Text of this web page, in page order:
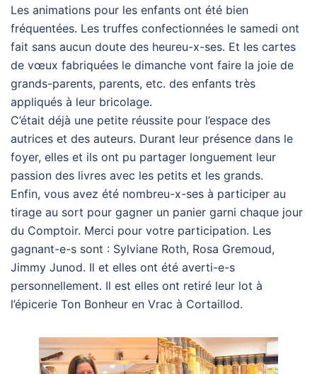
Les animations pour les enfants ont été bien
fréquentées. Les truffes confectionnées le samedi ont
fait sans aucun doute des heureu-x-ses. Et les cartes
de vœux fabriquées le dimanche vont faire la joie de
grands-parents, parents, etc. des enfants très
appliqués à leur bricolage.
C’était déjà une petite réussite pour l’espace des
autrices et des auteurs. Durant leur présence dans le
foyer, elles et ils ont pu partager longuement leur
passion des livres avec les petits et les grands.
Enfin, vous avez été nombreu-x-ses à participer au
tirage au sort pour gagner un panier garni chaque jour
du Comptoir. Merci pour votre participation. Les
gagnant-e-s sont : Sylviane Roth, Rosa Gremoud,
Jimmy Junod. Il et elles ont été averti-e-s
personnellement. Il est elles ont retiré leur lot à
l’épicerie Ton Bonheur en Vrac à Cortaillod.